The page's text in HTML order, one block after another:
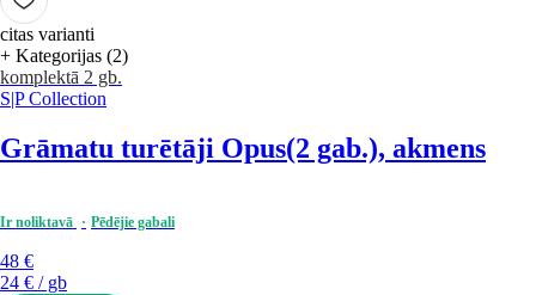
citas varianti
+ Kategorijas (2)
komplektā 2 gb.
S|P Collection
Grāmatu turētāji Opus(2 gab.), akmens
Ir noliktavā Pēdējie gabali
48 €
24 € / gb